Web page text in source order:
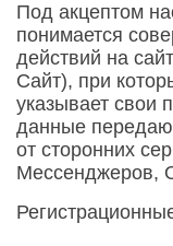
Под акцептом
понимается
действий на
Сайт), при
указывает свои
данные
от сторонних
Мессенджеров,